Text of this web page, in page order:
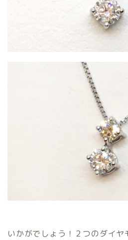
いかがでしょう！２つのダイ